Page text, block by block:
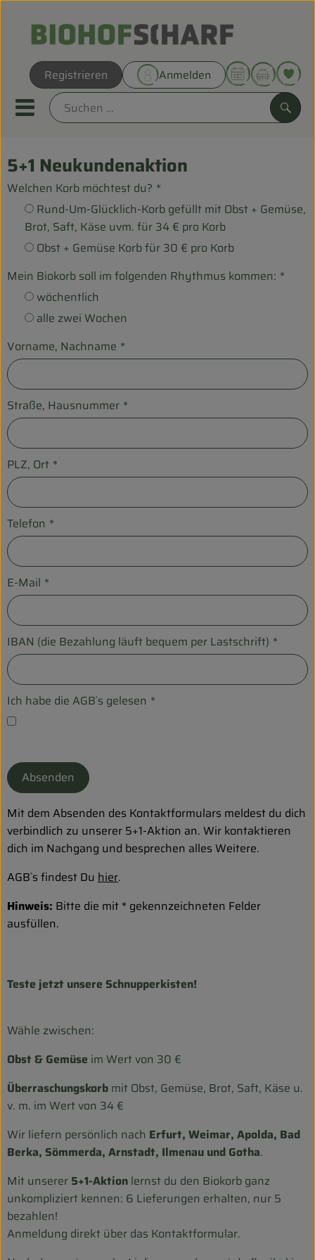
Registrieren Anmelden
Mobiles Menu öffnen oder
Direkt vom Hof
THEMENWELTEN
UNSERE BIOKÖRBE
ANGEBOT
Obst & Gemüse
Kühltheke
Backwaren
Vorratskammer
Kosmetik
Biohof erleben
Biokorb so geht`s
Firmenkunden
5+1 Neukundenaktion
Welchen Korb möchtest du? *
Rund-Um-Glücklich-Korb gefüllt mit Obst + Gemüse,
Brot, Saft, Käse uvm. für 34 € pro Korb
Obst + Gemüse Korb für 30 € pro Korb
Mein Biokorb soll im folgenden Rhythmus kommen: *
wöchentlich
alle zwei Wochen
Vorname, Nachname *
Straße, Hausnummer *
PLZ, Ort *
Telefon *
E-Mail *
IBAN (die Bezahlung läuft bequem per Lastschrift) *
Ich habe die AGB`s gelesen *
Absenden
Mit dem Absenden des Kontaktformulars meldest du dich
verbindlich zu unserer 5+1-Aktion an. Wir kontaktieren
dich im Nachgang und besprechen alles Weitere.
AGB`s findest Du hier.
Hinweis: Bitte die mit * gekennzeichneten Felder
ausfüllen.
Teste jetzt unsere Schnupperkisten!
Wähle zwischen:
Obst & Gemüse im Wert von 30 €
Überraschungskorb mit Obst, Gemüse, Brot, Saft, Käse u.
v. m. im Wert von 34 €
Wir liefern persönlich nach Erfurt, Weimar, Apolda, Bad
Berka, Sömmerda, Arnstadt, Ilmenau und Gotha.
Mit unserer 5+1-Aktion lernst du den Biokorb ganz
unkompliziert kennen: 6 Lieferungen erhalten, nur 5
bezahlen!
Anmeldung direkt über das Kontaktformular.